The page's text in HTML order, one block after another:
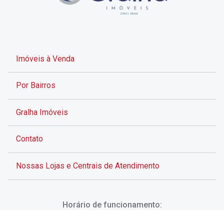
Imóveis à Venda
Por Bairros
Gralha Imóveis
Contato
Nossas Lojas e Centrais de Atendimento
Horário de funcionamento: